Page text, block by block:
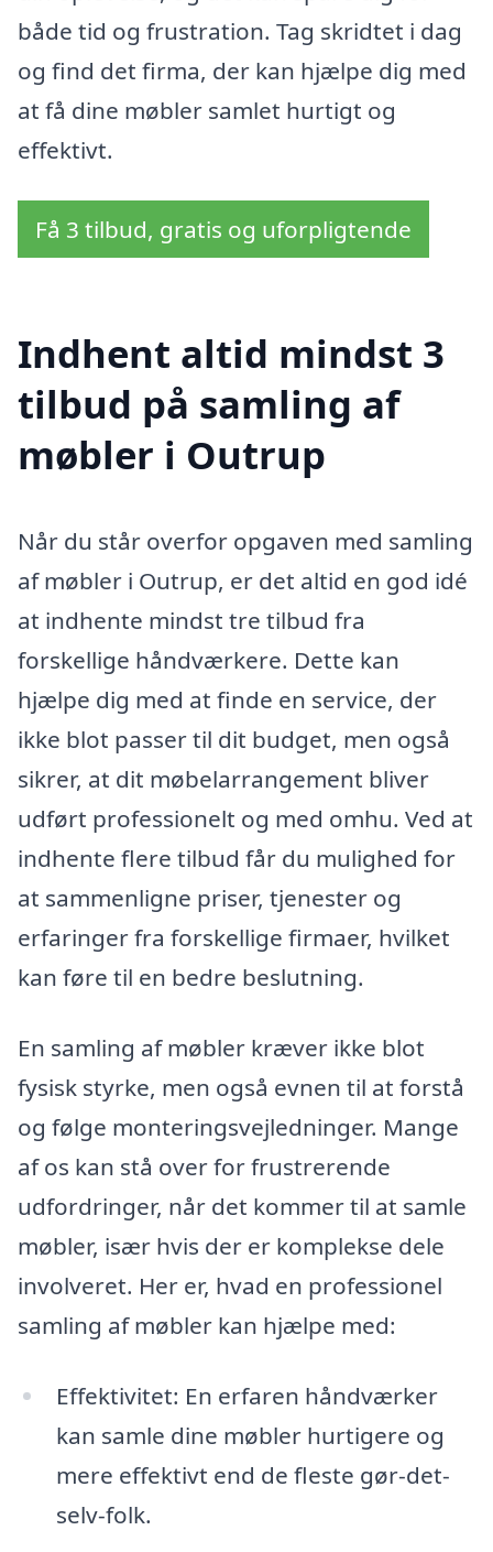
både tid og frustration. Tag skridtet i dag
og find det firma, der kan hjælpe dig med
at få dine møbler samlet hurtigt og
effektivt.
Få 3 tilbud, gratis og uforpligtende
Indhent altid mindst 3
tilbud på samling af
møbler i Outrup
Når du står overfor opgaven med samling
af møbler i Outrup, er det altid en god idé
at indhente mindst tre tilbud fra
forskellige håndværkere. Dette kan
hjælpe dig med at finde en service, der
ikke blot passer til dit budget, men også
sikrer, at dit møbelarrangement bliver
udført professionelt og med omhu. Ved at
indhente flere tilbud får du mulighed for
at sammenligne priser, tjenester og
erfaringer fra forskellige firmaer, hvilket
kan føre til en bedre beslutning.
En samling af møbler kræver ikke blot
fysisk styrke, men også evnen til at forstå
og følge monteringsvejledninger. Mange
af os kan stå over for frustrerende
udfordringer, når det kommer til at samle
møbler, især hvis der er komplekse dele
involveret. Her er, hvad en professionel
samling af møbler kan hjælpe med:
Effektivitet: En erfaren håndværker
kan samle dine møbler hurtigere og
mere effektivt end de fleste gør-det-
selv-folk.